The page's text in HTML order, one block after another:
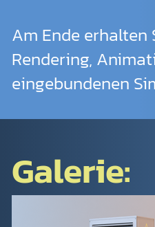
Am Ende
Rendering,
eingebundenen
Galerie: